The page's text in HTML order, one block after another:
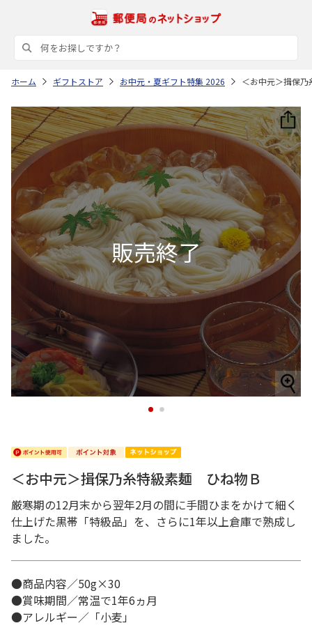
ホーム ギフトストア お中元・夏ギフト特集 2026 ＜お中元＞揖保
1 2
＜お中元＞揖保乃糸特級素麺 ひね物Ｂ
厳寒期の12月末から翌年2月の間に手間ひまをかけて細く
仕上げた黒帯「特級品」を、さらに1年以上倉庫で熟成し
ました。
●商品内容／50g×30
●賞味期間／常温で1年6ヵ月
●アレルギー／「小麦」